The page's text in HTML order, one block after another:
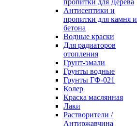
пропитки для Дерева
Антисептики и
пропитки для камня и
бетона
Водные краски
Для радиаторов
отопления
Грунт-эмали
Грунты водные
Грунты ГФ-021
Колер
Краска маслянная
Лаки
Растворители /
Антиржавчина